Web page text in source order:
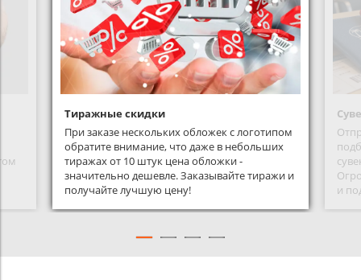
Тиражные скидки
При заказе нескольких обложек с логотипом
обратите внимание, что даже в небольших
тиражах от 10 штук цена обложки -
значительно дешевле. Заказывайте тиражи и
получайте лучшую цену!
и